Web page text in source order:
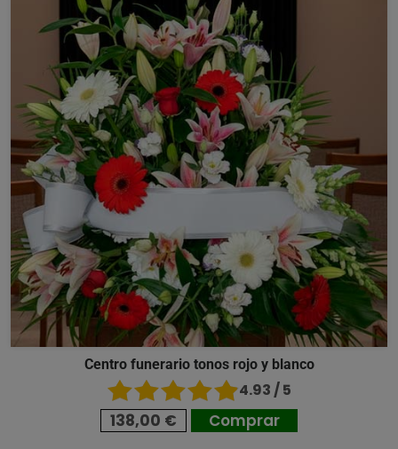
Centro funerario tonos rojo y blanco
4.93 / 5
138,00 € Comprar